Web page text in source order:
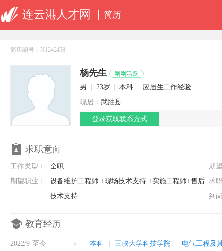
连云港人才网 简历
简历编号：N1242458
杨先生 刚刚活跃
男 23岁 本科
应届生工作经验
现居： 武胜县
登录获取联系方式
求职意向
工作类型： 全职
期
期望职业：
设备维护工程师 +现场技术支持 +实施工程师+售后
技术支持
求
到
教育经历
2022/9-至今 本科 三峡大学科技学院 电气工程及